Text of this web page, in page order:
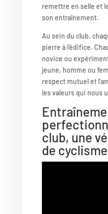
remettre en selle et
son entraînement.
Au sein du club,
pierre à l’édifice.
novice ou
jeune, homme ou
respect mutuel et
les valeurs qui nous
club, une
de cyclisme